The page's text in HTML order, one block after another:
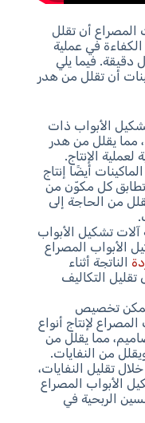
المصراع أن تقلل
في عملية
دقيقة. فيما يلي
أن تقلل من هدر
الأبواب ذات
مما يقلل من هدر
الإنتاج.
أيضًا إنتاج
كل مكوّن من
من الحاجة إلى
تشكيل الأبواب
الأبواب المصراع
الناتجة أثناء
تقليل التكاليف
تخصيص
لإنتاج أنواع
مما يقلل من
من النفايات.
تقليل النفايات،
الأبواب المصراع
الربحية في